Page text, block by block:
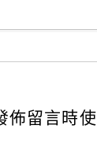
佈留言時使